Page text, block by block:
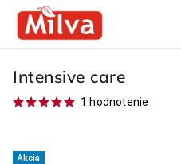
Intensive care
1 hodnotenie
Akcia